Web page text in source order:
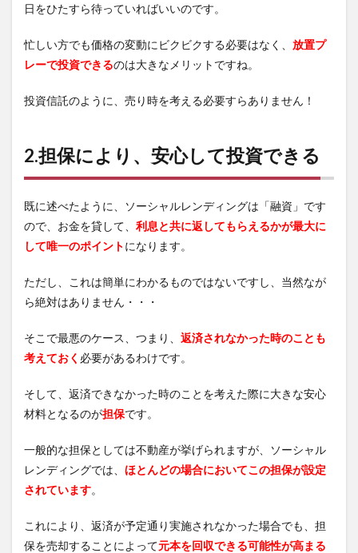
日をひたすら待っていればいいのです。
忙しい方でも価格の変動にビクビクする必要はなく、 放置プ
レーで投資できるのは大きなメリットですね。
投資信託のように、売り時を考える必要すらありません！
2.担保により、安心して投資できる
既に述べたように、ソーシャルレンディングは「融資」です
ので、お金を貸して、 利息と共に返してもらえるかが最大に
して唯一のポイントになります。
ただし、これは簡単にわかるものではないですし、当然なが
ら絶対はありません・・・
そこで最悪のケース、つまり、 返済されなかった時のことも
考えておく 必要があるわけです。
そして、返済できなかった時のことを考えた際に大きな安心
材料となるのが担保です。
一般的な担保としては不動産が挙げられますが、ソーシャル
レンディングでは、 ほとんどの場合においてこの担保が設定
されています。
これにより、返済が予定通り実施されなかった場合でも、担
保を売却することによって元本を回収できる可能性が高まる